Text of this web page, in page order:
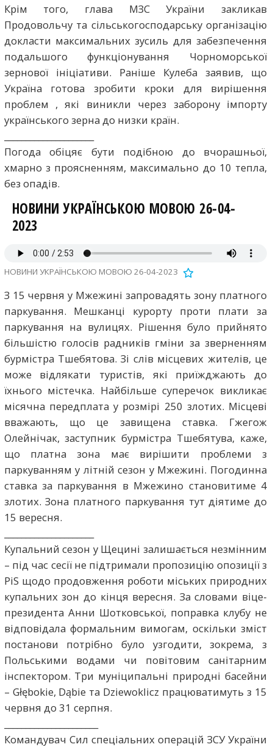
Крім того, глава МЗС України закликав
Продовольчу та сільськогосподарську організацію
докласти максимальних зусиль для забезпечення
подальшого функціонування Чорноморської
зернової ініціативи. Раніше Кулеба заявив, що
Україна готова зробити кроки для вирішення
проблем , які виникли через заборону імпорту
українського зерна до низки країн.
Погода обіцяє бути подібною до вчорашньої,
хмарно з проясненням, максимально до 10 тепла,
без опадів.
НОВИНИ УКРАЇНСЬКОЮ МОВОЮ 26-04-
2023
НОВИНИ УКРАЇНСЬКОЮ МОВОЮ 26-04-2023
З 15 червня у Мжежині запровадять зону платного
паркування. Мешканці курорту проти плати за
паркування на вулицях. Рішення було прийнято
більшістю голосів радників гміни за зверненням
бурмістра Тшебятова. Зі слів місцевих жителів, це
може відлякати туристів, які приїжджають до
їхнього містечка. Найбільше суперечок викликає
місячна передплата у розмірі 250 злотих. Місцеві
вважають, що це завищена ставка. Гжегож
Олейнічак, заступник бурмістра Тшебятува, каже,
що платна зона має вирішити проблеми з
паркуванням у літній сезон у Мжежині. Погодинна
ставка за паркування в Мжежино становитиме 4
злотих. Зона платного паркування тут діятиме до
15 вересня.
Купальний сезон у Щецині залишається незмінним
– під час сесії не підтримали пропозицію опозиції з
PiS щодо продовження роботи міських природних
купальних зон до кінця вересня. За словами віце-
президента Анни Шотковської, поправка клубу не
відповідала формальним вимогам, оскільки зміст
постанови потрібно було узгодити, зокрема, з
Польськими водами чи повітовим санітарним
інспектором. Три муніципальні природні басейни
– Głębokie, Dąbie та Dziewoklicz працюватимуть з 15
червня до 31 серпня.
Командувач Сил спеціальних операцій ЗСУ України